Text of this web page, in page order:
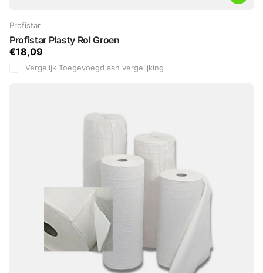
Profistar
Profistar Plasty Rol Groen
€18,09
Vergelijk Toegevoegd aan vergelijking